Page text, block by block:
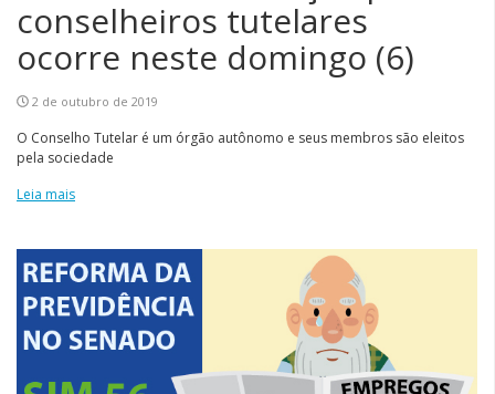
conselheiros tutelares
ocorre neste domingo (6)
2 de outubro de 2019
O Conselho Tutelar é um órgão autônomo e seus membros são eleitos
pela sociedade
Leia mais